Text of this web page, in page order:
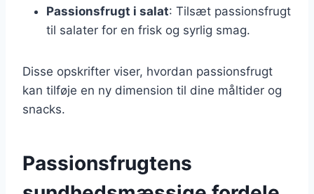
Passionsfrugt i salat: Tilsæt passionsfrugt
til salater for en frisk og syrlig smag.
Disse opskrifter viser, hvordan passionsfrugt
kan tilføje en ny dimension til dine måltider og
snacks.
Passionsfrugtens